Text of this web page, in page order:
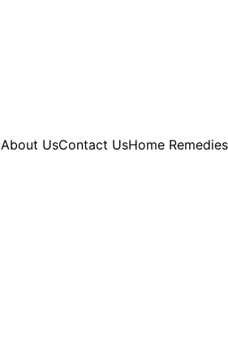
About UsContact UsHome Remedies